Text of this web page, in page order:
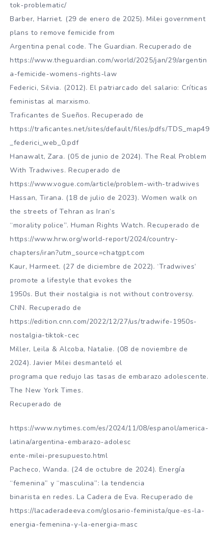
tok-problematic/
Barber, Harriet. (29 de enero de 2025). Milei government
plans to remove femicide from
Argentina penal code. The Guardian. Recuperado de
https://www.theguardian.com/world/2025/jan/29/argentin
a-femicide-womens-rights-law
Federici, Silvia. (2012). El patriarcado del salario: Críticas
feministas al marxismo.
Traficantes de Sueños. Recuperado de
https://traficantes.net/sites/default/files/pdfs/TDS_map49
_federici_web_0.pdf
Hanawalt, Zara. (05 de junio de 2024). The Real Problem
With Tradwives. Recuperado de
https://www.vogue.com/article/problem-with-tradwives
Hassan, Tirana. (18 de julio de 2023). Women walk on
the streets of Tehran as Iran’s
“morality police”. Human Rights Watch. Recuperado de
https://www.hrw.org/world-report/2024/country-
chapters/iran?utm_source=chatgpt.com
Kaur, Harmeet. (27 de diciembre de 2022). ‘Tradwives’
promote a lifestyle that evokes the
1950s. But their nostalgia is not without controversy.
CNN. Recuperado de
https://edition.cnn.com/2022/12/27/us/tradwife-1950s-
nostalgia-tiktok-cec
Miller, Leila & Alcoba, Natalie. (08 de noviembre de
2024). Javier Milei desmanteló el
programa que redujo las tasas de embarazo adolescente.
The New York Times.
Recuperado de
https://www.nytimes.com/es/2024/11/08/espanol/america-
latina/argentina-embarazo-adolesc
ente-milei-presupuesto.html
Pacheco, Wanda. (24 de octubre de 2024). Energía
“femenina” y “masculina”: la tendencia
binarista en redes. La Cadera de Eva. Recuperado de
https://lacaderadeeva.com/glosario-feminista/que-es-la-
energia-femenina-y-la-energia-masc